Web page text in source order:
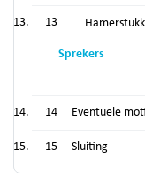
13
Sprekers
14 Eventuele
15 Sluiting